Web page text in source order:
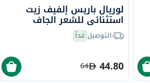
لوريال باريس إلفيف زيت
استثنائي للشعر الجاف
والتالف 100 مل
التوصيلغداً
44.80
64